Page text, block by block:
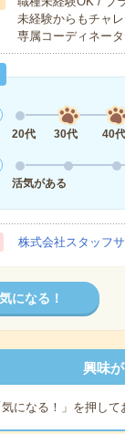
未経験からもチャ
専属コーディネー
20代
30代 40代
活気がある
株式会社スタッフ
気になる！
興味
気になる！」を押し